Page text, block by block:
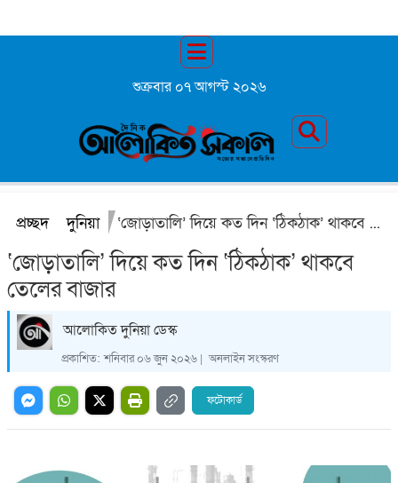
শুক্রবার ০৭ আগস্ট ২০২৬
প্রচ্ছদ দুনিয়া ‘জোড়াতালি’ দিয়ে কত দিন ‘ঠিকঠাক’ থাকবে তেলের বাজার
‘জোড়াতালি’ দিয়ে কত দিন ‘ঠিকঠাক’ থাকবে
তেলের বাজার
‍আলোকিত দুনিয়া ডেস্ক
প্রকাশিত: শনিবার ০৬ জুন ২০২৬ | অনলাইন সংস্করণ
ফটোকার্ড